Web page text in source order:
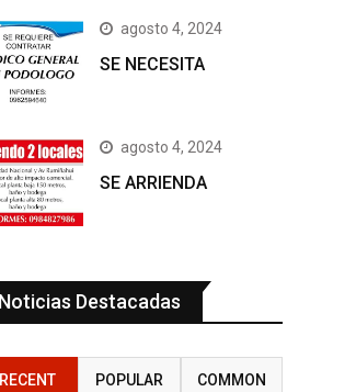
agosto 4, 2024
SE NECESITA
agosto 4, 2024
SE ARRIENDA
Noticias Destacadas
RECENT POPULAR COMMON